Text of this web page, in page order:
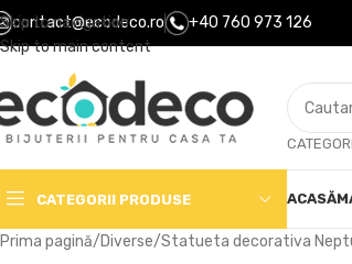
Skip to navigation
Skip to main content
contact@ecodeco.ro +40 760 973 126
CATEGORII PRODUSE ACASĂ
Prima pagină Diverse Statueta decorativa